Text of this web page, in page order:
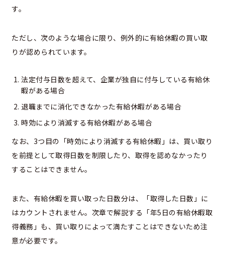
す。
ただし、次のような場合に限り、例外的に有給休暇の買い取
りが認められています。
法定付与日数を超えて、企業が独自に付与している有給休
暇がある場合
退職までに消化できなかった有給休暇がある場合
時効により消滅する有給休暇がある場合
なお、3つ目の「時効により消滅する有給休暇」は、買い取り
を前提として取得日数を制限したり、取得を認めなかったり
することはできません。
また、有給休暇を買い取った日数分は、「取得した日数」に
はカウントされません。次章で解説する「年5日の有給休暇取
得義務」も、買い取りによって満たすことはできないため注
意が必要です。